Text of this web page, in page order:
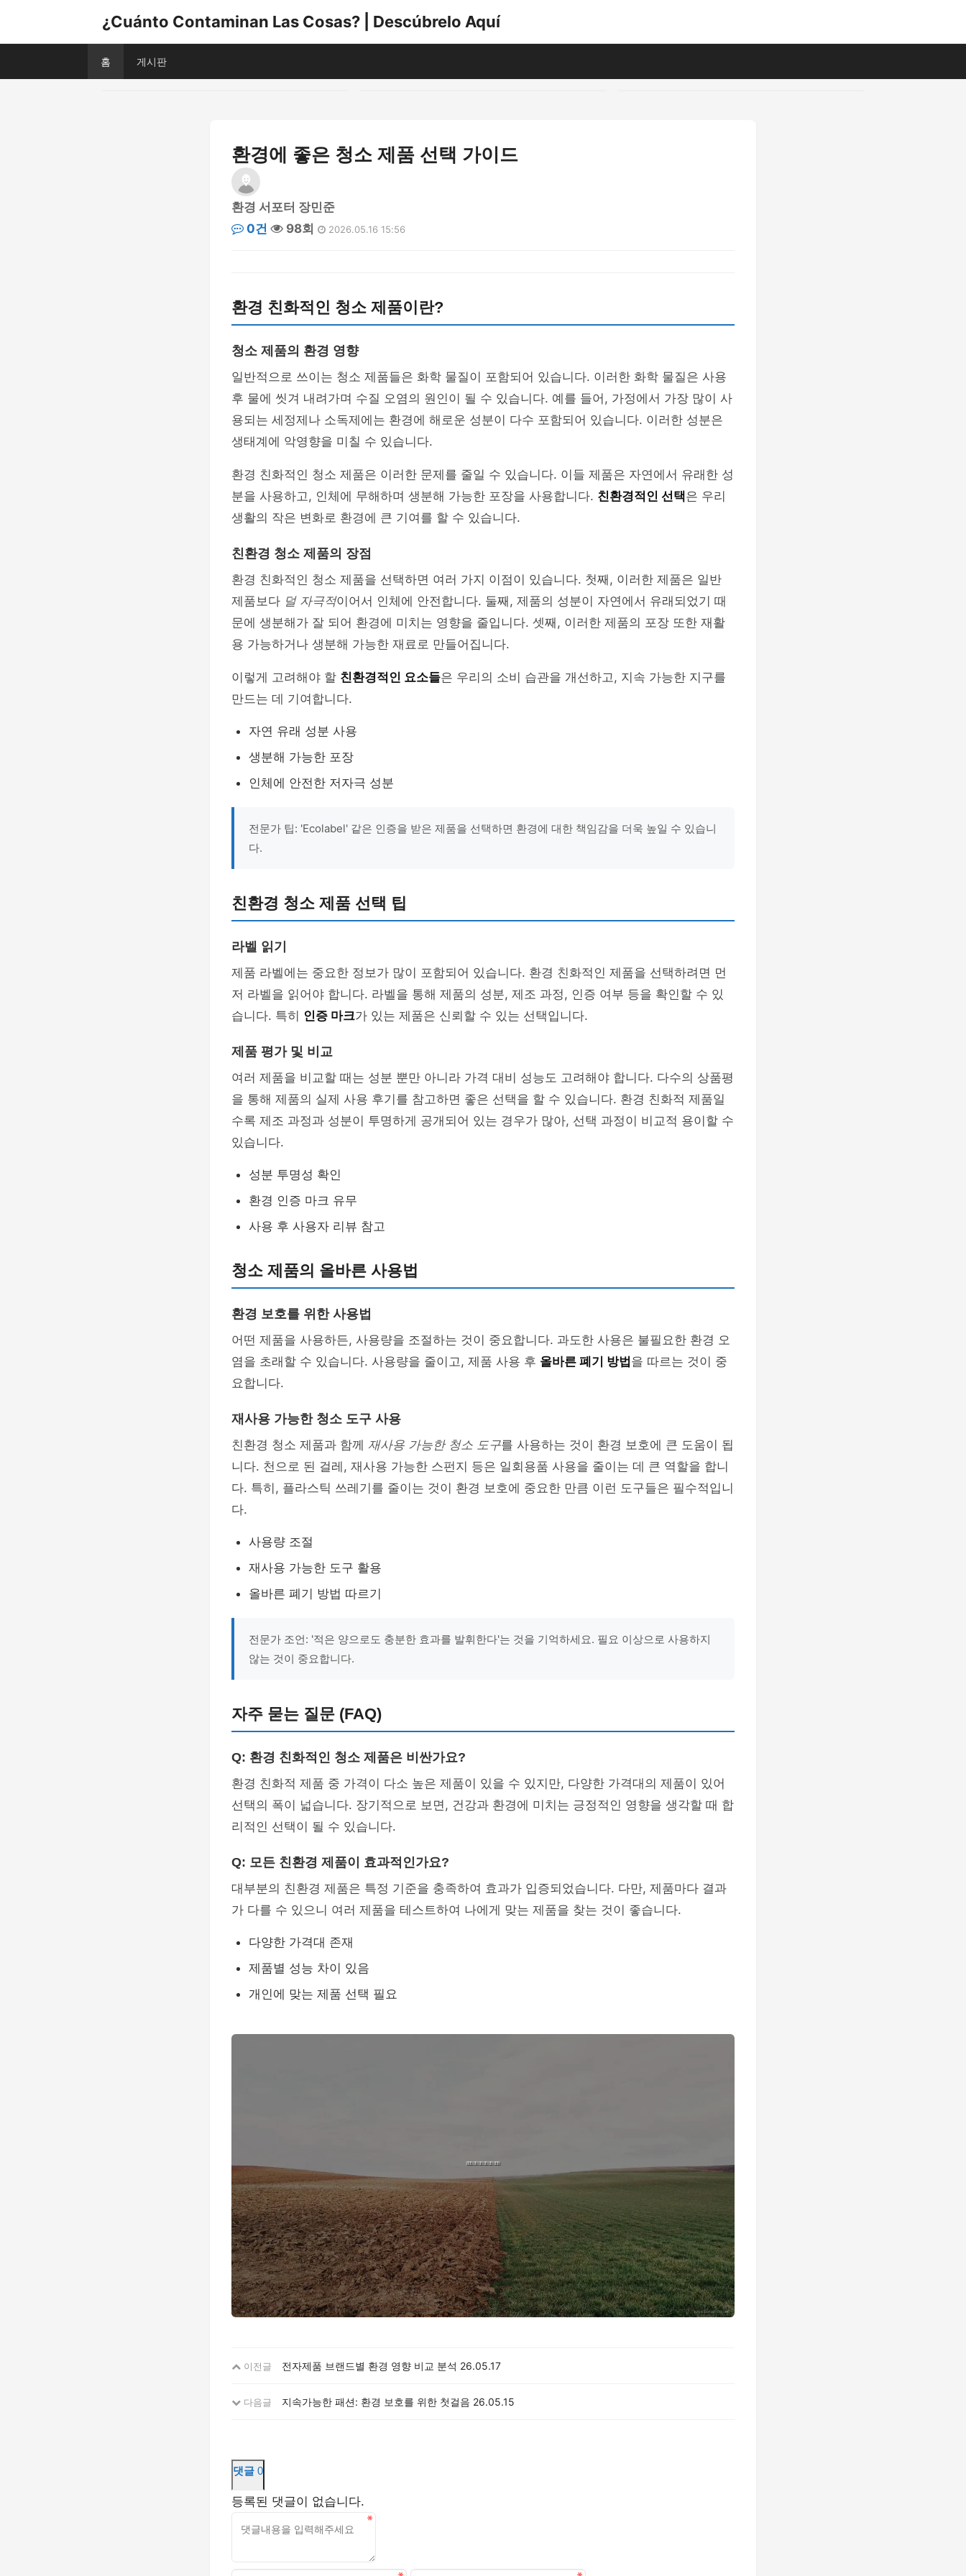
¿Cuánto Contaminan Las Cosas? | Descúbrelo Aquí
홈 게시판
환경에 좋은 청소 제품 선택 가이드
환경 서포터 장민준
0건
98회 2026.05.16 15:56
환경 친화적인 청소 제품이란?
청소 제품의 환경 영향
일반적으로 쓰이는 청소 제품들은 화학 물질이 포함되어 있습니다. 이러한 화학 물질은 사용
후 물에 씻겨 내려가며 수질 오염의 원인이 될 수 있습니다. 예를 들어, 가정에서 가장 많이 사
용되는 세정제나 소독제에는 환경에 해로운 성분이 다수 포함되어 있습니다. 이러한 성분은
생태계에 악영향을 미칠 수 있습니다.
환경 친화적인 청소 제품은 이러한 문제를 줄일 수 있습니다. 이들 제품은 자연에서 유래한 성
분을 사용하고, 인체에 무해하며 생분해 가능한 포장을 사용합니다. 친환경적인 선택은 우리
생활의 작은 변화로 환경에 큰 기여를 할 수 있습니다.
친환경 청소 제품의 장점
환경 친화적인 청소 제품을 선택하면 여러 가지 이점이 있습니다. 첫째, 이러한 제품은 일반
제품보다 덜 자극적이어서 인체에 안전합니다. 둘째, 제품의 성분이 자연에서 유래되었기 때
문에 생분해가 잘 되어 환경에 미치는 영향을 줄입니다. 셋째, 이러한 제품의 포장 또한 재활
용 가능하거나 생분해 가능한 재료로 만들어집니다.
이렇게 고려해야 할 친환경적인 요소들은 우리의 소비 습관을 개선하고, 지속 가능한 지구를
만드는 데 기여합니다.
자연 유래 성분 사용
생분해 가능한 포장
인체에 안전한 저자극 성분
전문가 팁: 'Ecolabel' 같은 인증을 받은 제품을 선택하면 환경에 대한 책임감을 더욱 높일 수 있습니
다.
친환경 청소 제품 선택 팁
라벨 읽기
제품 라벨에는 중요한 정보가 많이 포함되어 있습니다. 환경 친화적인 제품을 선택하려면 먼
저 라벨을 읽어야 합니다. 라벨을 통해 제품의 성분, 제조 과정, 인증 여부 등을 확인할 수 있
습니다. 특히 인증 마크가 있는 제품은 신뢰할 수 있는 선택입니다.
제품 평가 및 비교
여러 제품을 비교할 때는 성분 뿐만 아니라 가격 대비 성능도 고려해야 합니다. 다수의 상품평
을 통해 제품의 실제 사용 후기를 참고하면 좋은 선택을 할 수 있습니다. 환경 친화적 제품일
수록 제조 과정과 성분이 투명하게 공개되어 있는 경우가 많아, 선택 과정이 비교적 용이할 수
있습니다.
성분 투명성 확인
환경 인증 마크 유무
사용 후 사용자 리뷰 참고
청소 제품의 올바른 사용법
환경 보호를 위한 사용법
어떤 제품을 사용하든, 사용량을 조절하는 것이 중요합니다. 과도한 사용은 불필요한 환경 오
염을 초래할 수 있습니다. 사용량을 줄이고, 제품 사용 후 올바른 폐기 방법 을 따르는 것이 중
요합니다.
재사용 가능한 청소 도구 사용
친환경 청소 제품과 함께 재사용 가능한 청소 도구를 사용하는 것이 환경 보호에 큰 도움이 됩
니다. 천으로 된 걸레, 재사용 가능한 스펀지 등은 일회용품 사용을 줄이는 데 큰 역할을 합니
다. 특히, 플라스틱 쓰레기를 줄이는 것이 환경 보호에 중요한 만큼 이런 도구들은 필수적입니
다.
사용량 조절
재사용 가능한 도구 활용
올바른 폐기 방법 따르기
전문가 조언: '적은 양으로도 충분한 효과를 발휘한다'는 것을 기억하세요. 필요 이상으로 사용하지
않는 것이 중요합니다.
자주 묻는 질문 (FAQ)
Q: 환경 친화적인 청소 제품은 비싼가요?
환경 친화적 제품 중 가격이 다소 높은 제품이 있을 수 있지만, 다양한 가격대의 제품이 있어
선택의 폭이 넓습니다. 장기적으로 보면, 건강과 환경에 미치는 긍정적인 영향을 생각할 때 합
리적인 선택이 될 수 있습니다.
Q: 모든 친환경 제품이 효과적인가요?
대부분의 친환경 제품은 특정 기준을 충족하여 효과가 입증되었습니다. 다만, 제품마다 결과
가 다를 수 있으니 여러 제품을 테스트하여 나에게 맞는 제품을 찾는 것이 좋습니다.
다양한 가격대 존재
제품별 성능 차이 있음
개인에 맞는 제품 선택 필요
이전글 전자제품 브랜드별 환경 영향 비교 분석 26.05.17
다음글 지속가능한 패션: 환경 보호를 위한 첫걸음 26.05.15
댓글 0
등록된 댓글이 없습니다.